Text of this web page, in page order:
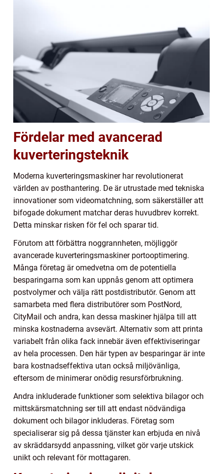
Fördelar med avancerad
kuverteringsteknik
Moderna kuverteringsmaskiner har revolutionerat
världen av posthantering. De är utrustade med tekniska
innovationer som videomatchning, som säkerställer att
bifogade dokument matchar deras huvudbrev korrekt.
Detta minskar risken för fel och sparar tid.
Förutom att förbättra noggrannheten, möjliggör
avancerade kuverteringsmaskiner portooptimering.
Många företag är omedvetna om de potentiella
besparingarna som kan uppnås genom att optimera
postvolymer och välja rätt postdistributör. Genom att
samarbeta med flera distributörer som PostNord,
CityMail och andra, kan dessa maskiner hjälpa till att
minska kostnaderna avsevärt. Alternativ som att printa
variabelt från olika fack innebär även effektiviseringar
av hela processen. Den här typen av besparingar är inte
bara kostnadseffektiva utan också miljövänliga,
eftersom de minimerar onödig resursförbrukning.
Andra inkluderade funktioner som selektiva bilagor och
mittskärsmatchning ser till att endast nödvändiga
dokument och bilagor inkluderas. Företag som
specialiserar sig på dessa tjänster kan erbjuda en nivå
av skräddarsydd anpassning, vilket gör varje utskick
unikt och relevant för mottagaren.